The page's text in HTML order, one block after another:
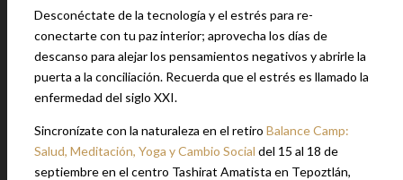
Desconéctate de la tecnología y el estrés para re-
conectarte con tu paz interior; aprovecha los días de
descanso para alejar los pensamientos negativos y abrirle la
puerta a la conciliación. Recuerda que el estrés es llamado la
enfermedad del siglo XXI.
Sincronízate con la naturaleza en el retiro Balance Camp:
Salud, Meditación, Yoga y Cambio Social del 15 al 18 de
septiembre en el centro Tashirat Amatista en Tepoztlán,